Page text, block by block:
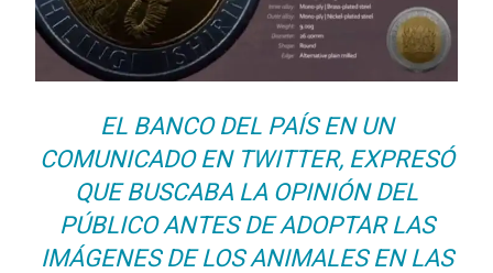
EL BANCO DEL PAÍS EN UN
COMUNICADO EN TWITTER, EXPRESÓ
QUE BUSCABA LA OPINIÓN DEL
PÚBLICO ANTES DE ADOPTAR LAS
IMÁGENES DE LOS ANIMALES EN LAS